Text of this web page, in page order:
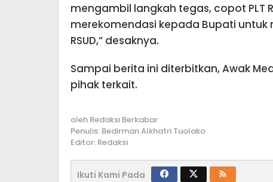
mengambil langkah tegas, copot PLT
merekomendasi kepada Bupati
RSUD,” desaknya.
Sampai berita ini diterbitkan, Awak
pihak terkait.
oleh Redaksi Berkabar
Penulis: Bedirman Alkhatri Tuolako
Editor: Redaksi
Ikuti Kami Pada